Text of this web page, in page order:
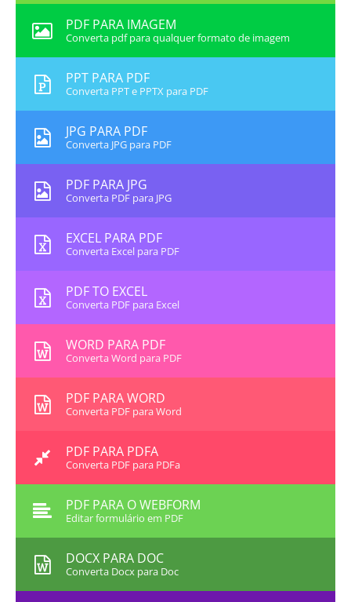
PDF PARA IMAGEM
Converta pdf para qualquer formato de imagem
PPT PARA PDF
Converta PPT e PPTX para PDF
JPG PARA PDF
Converta JPG para PDF
PDF PARA JPG
Converta PDF para JPG
EXCEL PARA PDF
Converta Excel para PDF
PDF TO EXCEL
Converta PDF para Excel
WORD PARA PDF
Converta Word para PDF
PDF PARA WORD
Converta PDF para Word
PDF PARA PDFA
Converta PDF para PDFa
PDF PARA O WEBFORM
Editar formulário em PDF
DOCX PARA DOC
Converta Docx para Doc